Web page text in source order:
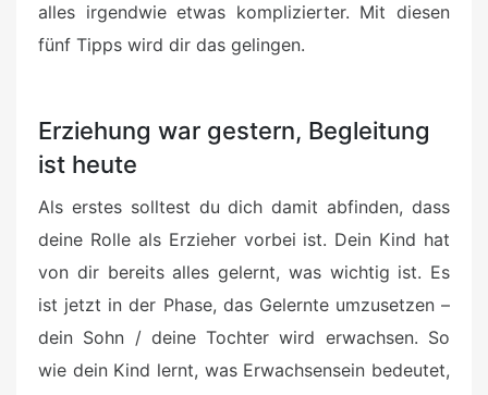
alles irgendwie etwas komplizierter. Mit diesen
fünf Tipps wird dir das gelingen.
Erziehung war gestern, Begleitung
ist heute
Als erstes solltest du dich damit abfinden, dass
deine Rolle als Erzieher vorbei ist. Dein Kind hat
von dir bereits alles gelernt, was wichtig ist. Es
ist jetzt in der Phase, das Gelernte umzusetzen –
dein Sohn / deine Tochter wird erwachsen. So
wie dein Kind lernt, was Erwachsensein bedeutet,